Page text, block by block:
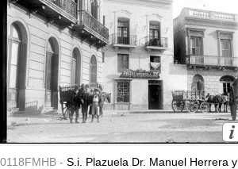
0118FMHB - S.i. Plazuela Dr. Manuel Herrera y